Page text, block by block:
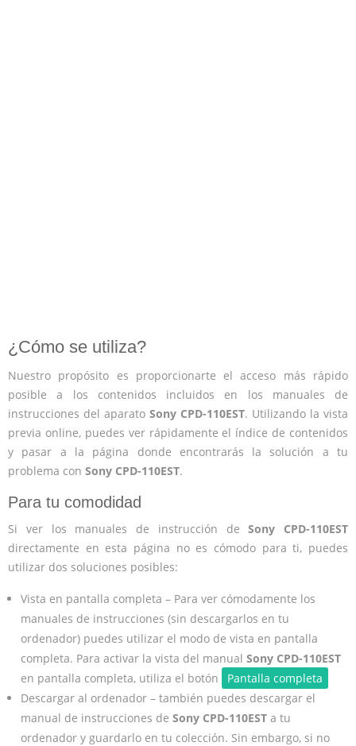
¿Cómo se utiliza?
Nuestro propósito es proporcionarte el acceso más rápido
posible a los contenidos incluidos en los manuales de
instrucciones del aparato Sony CPD-110EST. Utilizando la vista
previa online, puedes ver rápidamente el índice de contenidos
y pasar a la página donde encontrarás la solución a tu
problema con Sony CPD-110EST.
Para tu comodidad
Si ver los manuales de instrucción deSony CPD-110EST
directamente en esta página no es cómodo para ti, puedes
utilizar dos soluciones posibles:
Vista en pantalla completa – Para ver cómodamente los
manuales de instrucciones (sin descargarlos en tu
ordenador) puedes utilizar el modo de vista en pantalla
completa. Para activar la vista del manual Sony CPD-110EST
en pantalla completa, utiliza el botón
Pantalla completa
Descargar al ordenador – también puedes descargar el
manual de instrucciones de Sony CPD-110ESTa tu
ordenador y guardarlo en tu colección. Sin embargo, si no